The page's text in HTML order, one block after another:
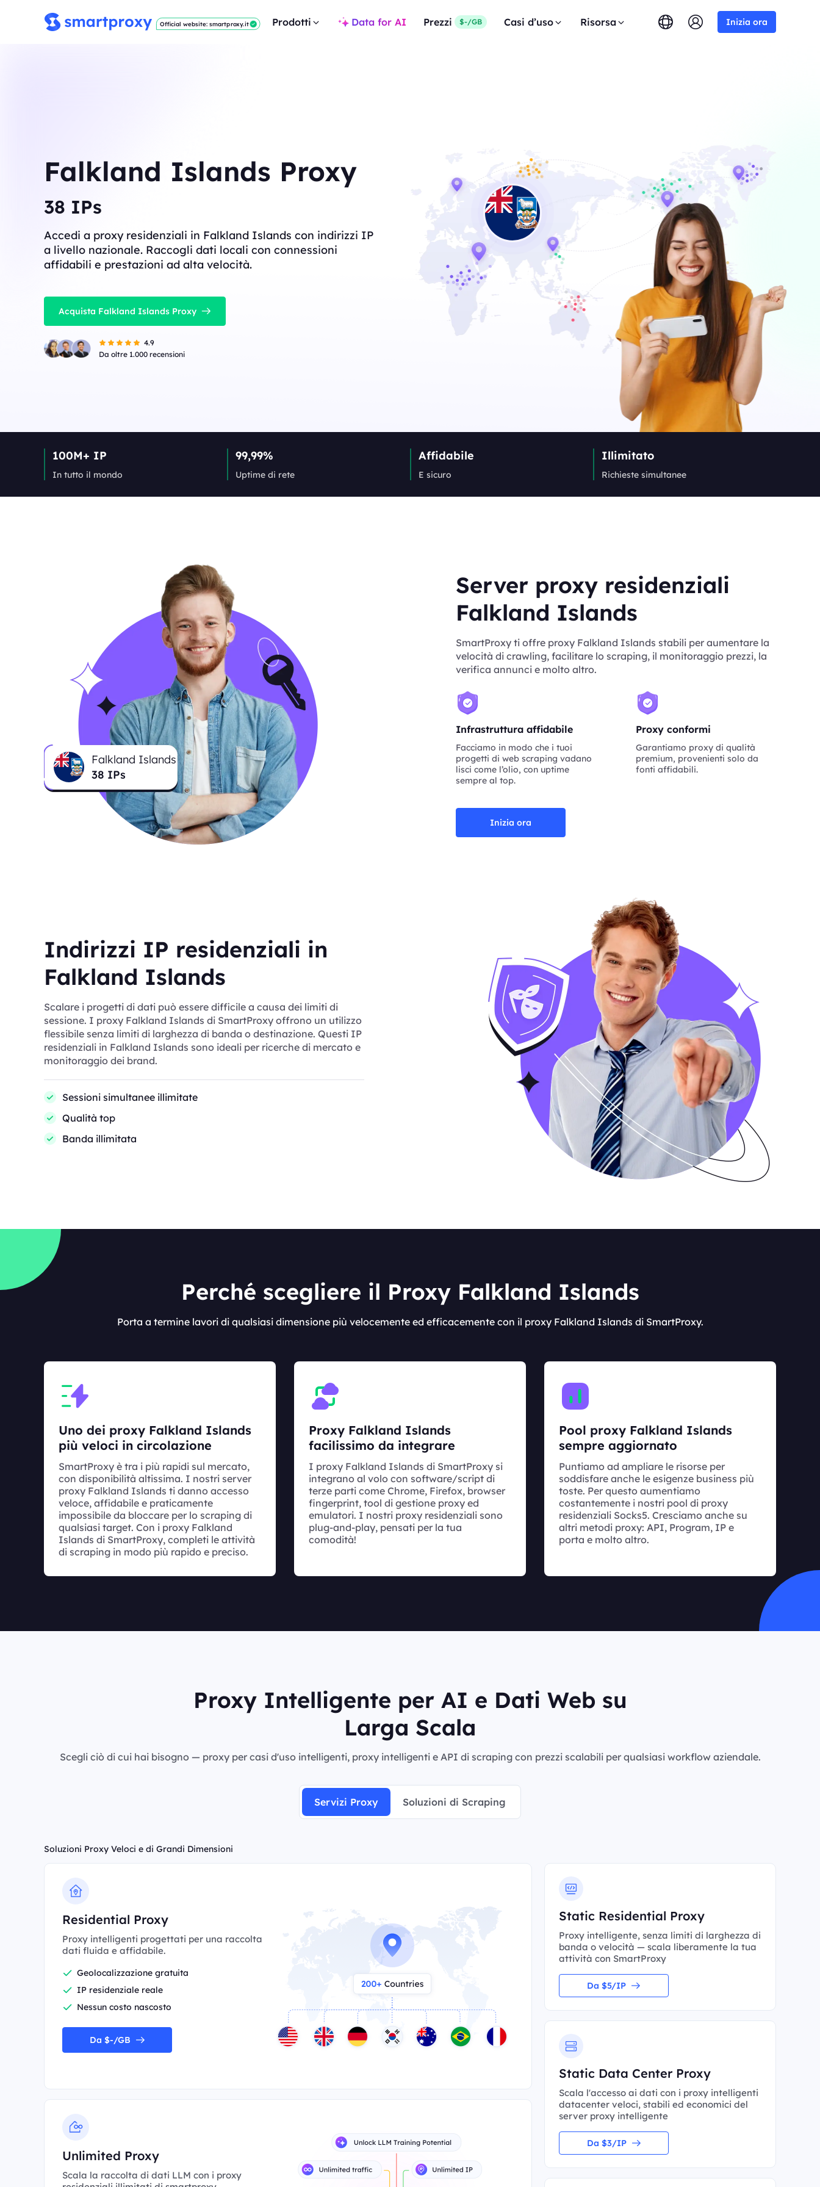
Official website: smartproxy.it Prodotti Data for AI Prezzi $-/GB Casi d’uso Risorsa Inizia ora
Falkland Islands Proxy
38 IPs
Accedi a proxy residenziali in Falkland Islands con indirizzi IP
a livello nazionale. Raccogli dati locali con connessioni
affidabili e prestazioni ad alta velocità.
Acquista Falkland Islands Proxy
4.9
Da oltre 1.000 recensioni
100M+ IP
In tutto il mondo
99,99%
Uptime di rete
Affidabile
E sicuro
Illimitato
Richieste simultanee
Falkland Islands
38 IPs
Server proxy residenziali
Falkland Islands
SmartProxy ti offre proxy Falkland Islands stabili per aumentare la
velocità di crawling, facilitare lo scraping, il monitoraggio prezzi, la
verifica annunci e molto altro.
Infrastruttura affidabile
Facciamo in modo che i tuoi
progetti di web scraping vadano
lisci come l’olio, con uptime
sempre al top.
Proxy conformi
Garantiamo proxy di qualità
premium, provenienti solo da
fonti affidabili.
Inizia ora
Indirizzi IP residenziali in
Falkland Islands
Scalare i progetti di dati può essere difficile a causa dei limiti di
sessione. I proxy Falkland Islands di SmartProxy offrono un utilizzo
flessibile senza limiti di larghezza di banda o destinazione. Questi IP
residenziali in Falkland Islands sono ideali per ricerche di mercato e
monitoraggio dei brand.
Sessioni simultanee illimitate
Qualità top
Banda illimitata
Perché scegliere il Proxy Falkland Islands
Porta a termine lavori di qualsiasi dimensione più velocemente ed efficacemente con il proxy Falkland Islands di SmartProxy.
Uno dei proxy Falkland Islands
più veloci in circolazione
SmartProxy è tra i più rapidi sul mercato,
con disponibilità altissima. I nostri server
proxy Falkland Islands ti danno accesso
veloce, affidabile e praticamente
impossibile da bloccare per lo scraping di
qualsiasi target. Con i proxy Falkland
Islands di SmartProxy, completi le attività
di scraping in modo più rapido e preciso.
Proxy Falkland Islands
facilissimo da integrare
I proxy Falkland Islands di SmartProxy si
integrano al volo con software/script di
terze parti come Chrome, Firefox, browser
fingerprint, tool di gestione proxy ed
emulatori. I nostri proxy residenziali sono
plug-and-play, pensati per la tua
comodità!
Pool proxy Falkland Islands
sempre aggiornato
Puntiamo ad ampliare le risorse per
soddisfare anche le esigenze business più
toste. Per questo aumentiamo
costantemente i nostri pool di proxy
residenziali Socks5. Cresciamo anche su
altri metodi proxy: API, Program, IP e
porta e molto altro.
Proxy Intelligente per AI e Dati Web su
Larga Scala
Scegli ciò di cui hai bisogno — proxy per casi d'uso intelligenti, proxy intelligenti e API di scraping con prezzi scalabili per qualsiasi workflow aziendale.
Servizi Proxy Soluzioni di Scraping
Soluzioni Proxy Veloci e di Grandi Dimensioni
Residential Proxy
Proxy intelligenti progettati per una raccolta
dati fluida e affidabile.
Geolocalizzazione gratuita
IP residenziale reale
Nessun costo nascosto
Da $-/GB
Unlimited Proxy
Scala la raccolta di dati LLM con i proxy
Static Residential Proxy
Proxy intelligente, senza limiti di larghezza di
banda o velocità — scala liberamente la tua
attività con SmartProxy
Da $5/IP
Static Data Center Proxy
Scala l'accesso ai dati con i proxy intelligenti
datacenter veloci, stabili ed economici del
server proxy intelligente
Da $3/IP